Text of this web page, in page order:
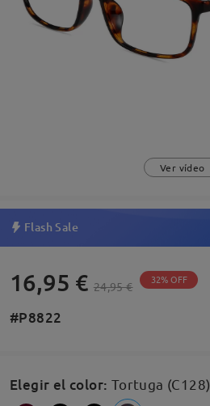
Ver vídeo
Flash Sale
16,95 € 24,95 € 32% OFF
#P8822
Elegir el color: Tortuga (C128)